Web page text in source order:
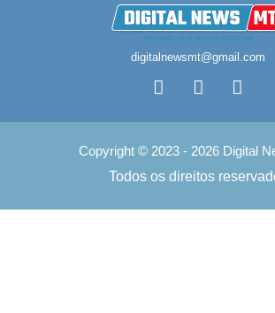
digitalnewsmt@gmail.com
Copyright © 2023 - 2026 Digital
Todos os direitos